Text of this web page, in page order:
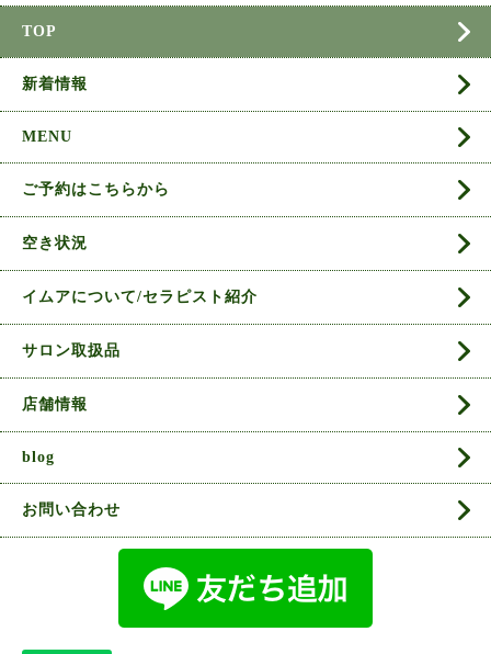
TOP
新着情報
MENU
ご予約はこちらから
空き状況
イムアについて/セラピスト紹介
サロン取扱品
店舗情報
blog
お問い合わせ